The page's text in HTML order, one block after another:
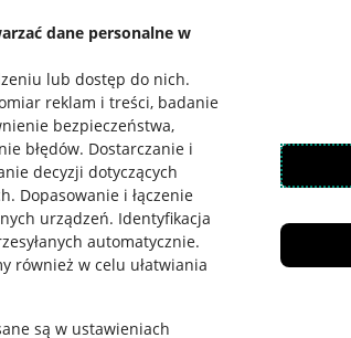
dane personalne w
lub dostęp do nich.
reklam i treści, badanie
bezpieczeństwa,
błędów. Dostarczanie i
decyzji dotyczących
. Dopasowanie i łączenie
urządzeń. Identyfikacja
automatycznie.
również w celu ułatwiania
są w ustawieniach